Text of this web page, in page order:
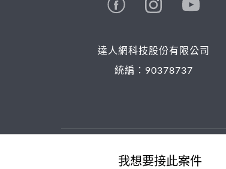
我想要接此案件
達人網科技股份有限公司
統編：90378737
© 2026 PRO36O. All rights reserved.